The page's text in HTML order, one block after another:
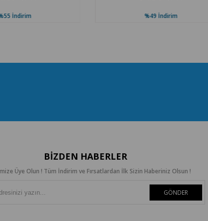
İndirim %49İndirim
BIZDEN HABERLER
Üye Olun ! Tüm İndirim ve Fırsatlardan İlk Sizin Haberiniz Olsun !
GÖNDER